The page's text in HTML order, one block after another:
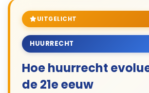
2
ESSAYS
UITGELICHT
HUURRECHT
Hoe huurrecht
de 21e eeuw